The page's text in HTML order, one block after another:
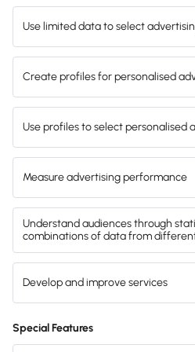
Über Lexware
Presse
Soziale Verantwortung


 Gendergerechte Sprache
Privatsphäre-Einstellungen
Datenschutz